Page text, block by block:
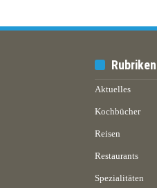
Rubriken
Aktuelles
Kochbücher
Reisen
Restaurants
Spezialitäten